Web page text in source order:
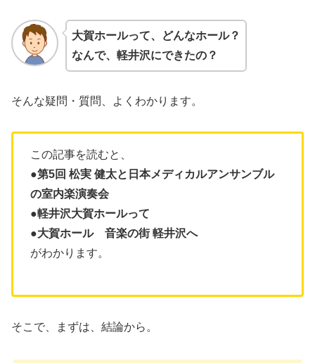
大賀ホールって、どんなホール？
なんで、軽井沢にできたの？
そんな疑問・質問、よくわかります。
この記事を読むと、
●第5回 松実 健太と日本メディカルアンサンブル
の室内楽演奏会
●軽井沢大賀ホールって
●大賀ホール 音楽の街 軽井沢へ
がわかります。
そこで、まずは、結論から。